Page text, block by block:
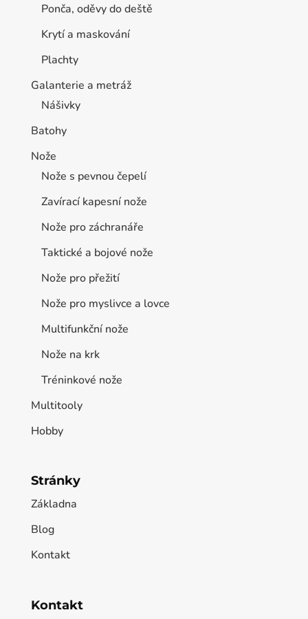
Ponča, oděvy do deště
Krytí a maskování
Plachty
Galanterie a metráž
Nášivky
Batohy
Nože
Nože s pevnou čepelí
Zavírací kapesní nože
Nože pro záchranáře
Taktické a bojové nože
Nože pro přežití
Nože pro myslivce a lovce
Multifunkční nože
Nože na krk
Tréninkové nože
Multitooly
Hobby
Stránky
Základna
Blog
Kontakt
Kontakt